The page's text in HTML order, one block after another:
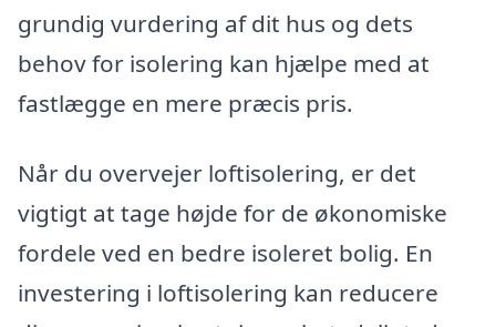
grundig vurdering af dit hus og dets
behov for isolering kan hjælpe med at
fastlægge en mere præcis pris.
Når du overvejer loftisolering, er det
vigtigt at tage højde for de økonomiske
fordele ved en bedre isoleret bolig. En
investering i loftisolering kan reducere